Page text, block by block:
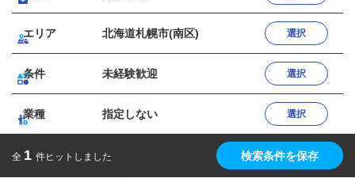
エリア 北海道札幌市(南区) 選択
条件 未経験歓迎 選択
業種 指定しない 選択
全 1 件ヒットしました 検索条件を保存